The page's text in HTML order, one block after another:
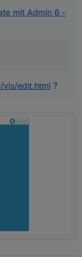
mit Admin 6 -
edit.html ?